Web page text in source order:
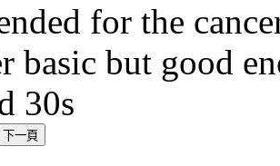
for the
basic but good
30s
下一頁